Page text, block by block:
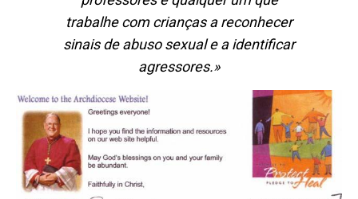
trabalhe com crianças a reconhecer
sinais de abuso sexual e a identificar
agressores.»